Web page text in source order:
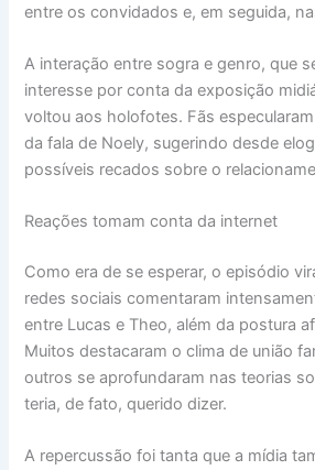
entre os convidados e, em seguida,
A interação entre sogra e genro, que
interesse por conta da exposição
voltou aos holofotes. Fãs
da fala de Noely, sugerindo desde
possíveis recados sobre o
Reações tomam conta da internet
Como era de se esperar, o episódio
redes sociais comentaram
entre Lucas e Theo, além da postura
Muitos destacaram o clima de união
outros se aprofundaram nas teorias
teria, de fato, querido dizer.
A repercussão foi tanta que a mídia